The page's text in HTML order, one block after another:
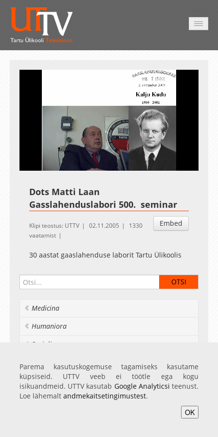
Unmute
1.44%
Esituskiirused
Auto
Dots Matti Laan
Gasslahenduslabori 500. seminar
Embed
Klipi teostus: UTTV 02.11.2005
1330
vaatamist
30 aastat gaaslahenduse laborit Tartu Ülikoolis
Medicina
Humaniora
Socialia
Realia et naturalia
Ülikoolist veel
Parema kasutuskogemuse tagamiseks kasutame
küpsiseid. UTTV veeb ei töötle ega kogu
isikuandmeid. UTTV kasutab Google Analyticsi teenust.
Loe lähemalt andmekaitsetingimustest.
OK